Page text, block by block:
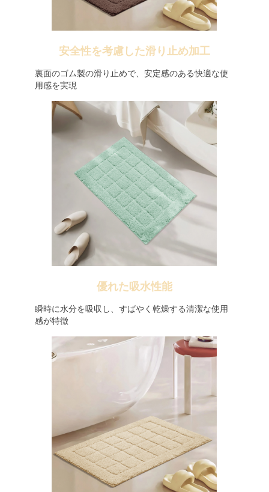
安全性を考慮した滑り止め加工
裏面のゴム製の滑り止めで、安定感のある快適な使
用感を実現
優れた吸水性能
瞬時に水分を吸収し、すばやく乾燥する清潔な使用
感が特徴